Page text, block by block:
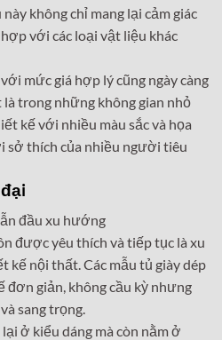
không chỉ mang lại cảm giác
với các loại vật liệu khác
mức giá hợp lý cũng ngày càng
trong những không gian nhỏ
kế với nhiều màu sắc và họa
sở thích của nhiều người tiêu
đầu xu hướng
được yêu thích và tiếp tục là xu
kế nội thất. Các mẫu tủ giày dép
giản, không cầu kỳ nhưng
sang trọng.
ở kiểu dáng mà còn nằm ở